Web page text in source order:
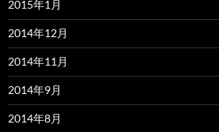
2015年1月
2014年12月
2014年11月
2014年9月
2014年8月